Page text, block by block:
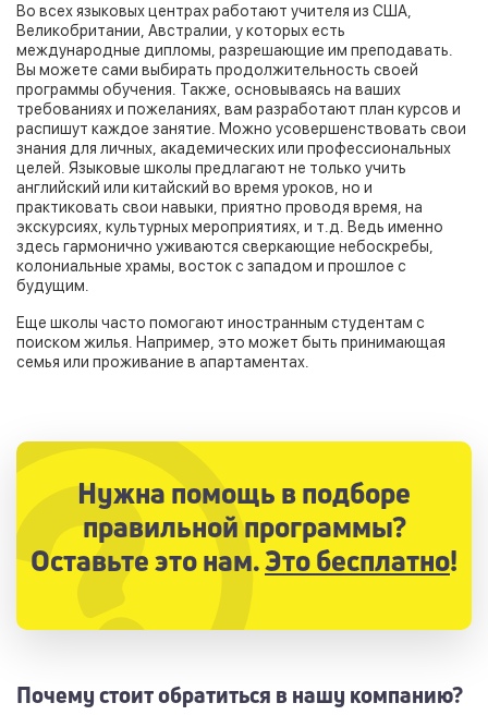
Во всех языковых центрах работают учителя из США,
Великобритании, Австралии, у которых есть
международные дипломы, разрешающие им преподавать.
Вы можете сами выбирать продолжительность своей
программы обучения. Также, основываясь на ваших
требованиях и пожеланиях, вам разработают план курсов и
распишут каждое занятие. Можно усовершенствовать свои
знания для личных, академических или профессиональных
целей. Языковые школы предлагают не только учить
английский или китайский во время уроков, но и
практиковать свои навыки, приятно проводя время, на
экскурсиях, культурных мероприятиях, и т.д. Ведь именно
здесь гармонично уживаются сверкающие небоскребы,
колониальные храмы, восток с западом и прошлое с
будущим.
Еще школы часто помогают иностранным студентам с
поиском жилья. Например, это может быть принимающая
семья или проживание в апартаментах.
Нужна помощь в подборе
правильной программы?
Оставьте это нам.Это бесплатно!
Почему стоит обратиться в нашу компанию?